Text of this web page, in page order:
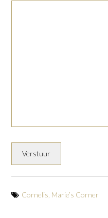
Cornelis, Marie’s Corner